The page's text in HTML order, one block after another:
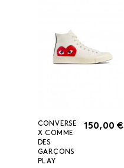
CONVERSE
X COMME
DES
GARÇONS
PLAY
150,00 €